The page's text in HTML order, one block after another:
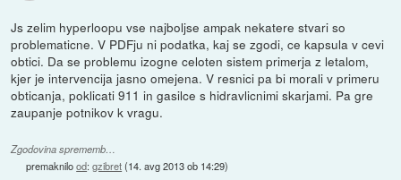
Js zelim hyperloopu vse najboljse ampak nekatere stvari so
problematicne. V PDFju ni podatka, kaj se zgodi, ce kapsula v cevi
obtici. Da se problemu izogne celoten sistem primerja z letalom,
kjer je intervencija jasno omejena. V resnici pa bi morali v primeru
obticanja, poklicati 911 in gasilce s hidravlicnimi skarjami. Pa gre
zaupanje potnikov k vragu.
Zgodovina sprememb…
premaknilood:gzibret(14. avg 2013 ob 14:29)